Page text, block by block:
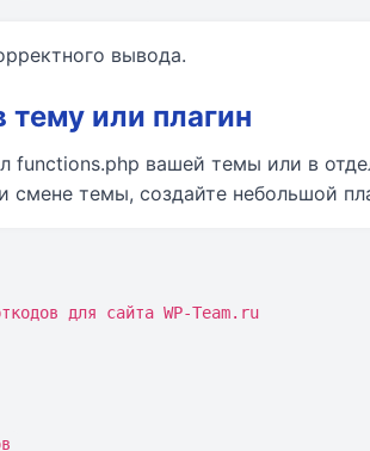
вывода.
или плагин
вашей темы или в
смене темы, создайте небольшой
для сайта WP-Team.ru